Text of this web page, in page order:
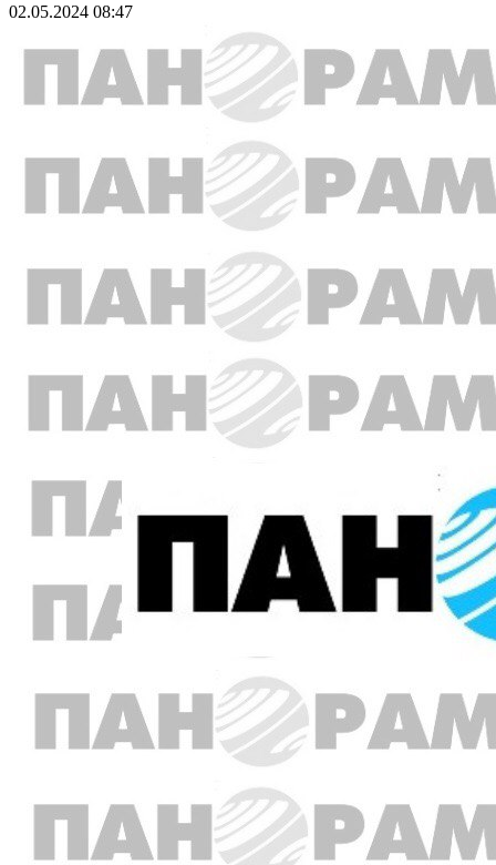
02.05.2024 08:47